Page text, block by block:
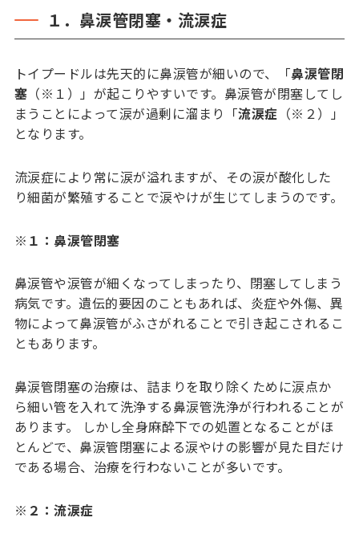
１．鼻涙管閉塞・流涙症
トイプードルは先天的に鼻涙管が細いので、「鼻涙管閉
塞 （※１）」が起こりやすいです。鼻涙管が閉塞してし
まうことによって涙が過剰に溜まり「流涙症 （※２）」
となります。
流涙症により常に涙が溢れますが、その涙が酸化した
り細菌が繁殖することで涙やけが生じてしまうのです。
※ １：鼻涙管閉塞
鼻涙管や涙管が細くなってしまったり、閉塞してしまう
病気です。遺伝的要因のこともあれば、炎症や外傷、異
物によって鼻涙管がふさがれることで引き起こされるこ
ともあります。
鼻涙管閉塞の治療は、詰まりを取り除くために涙点か
ら細い管を入れて洗浄する鼻涙管洗浄が行われることが
あります。 しかし全身麻酔下での処置となることがほ
とんどで、鼻涙管閉塞による涙やけの影響が見た目だけ
である場合、治療を行わないことが多いです。
※ ２：流涙症